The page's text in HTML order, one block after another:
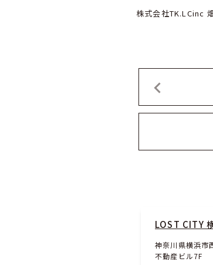
株式会社TK.LCinc
LOST CITY
神奈川県横浜
不動産ビル7F